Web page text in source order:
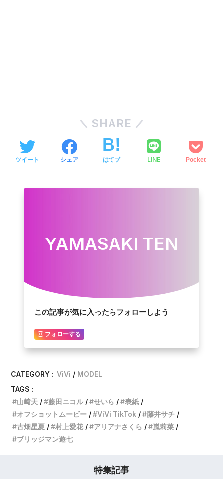
SHARE
ツイート シェア はてブ LINE Pocket
YAMASAKI TEN
この記事が気に入ったらフォローしよう
フォローする
CATEGORY : ViVi
MODEL
TAGS :
山﨑天
藤田ニコル せいら
表紙
オフショットムービー
ViVi TikTok
藤井サチ
古畑星夏
村上愛花 アリアナさくら
嵐莉菜
ブリッジマン遊七
特集記事